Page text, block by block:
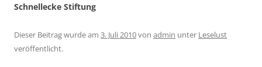
Schnellecke Stiftung
Dieser Beitrag wurde am 3. Juli 2010von admin unter Leselust
veröffentlicht.